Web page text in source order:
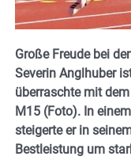
Große Freude bei
Severin Anglhuber
überraschte mit
M15 (Foto). In
steigerte er in
Bestleistung um